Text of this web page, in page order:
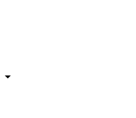
arrow_drop_down